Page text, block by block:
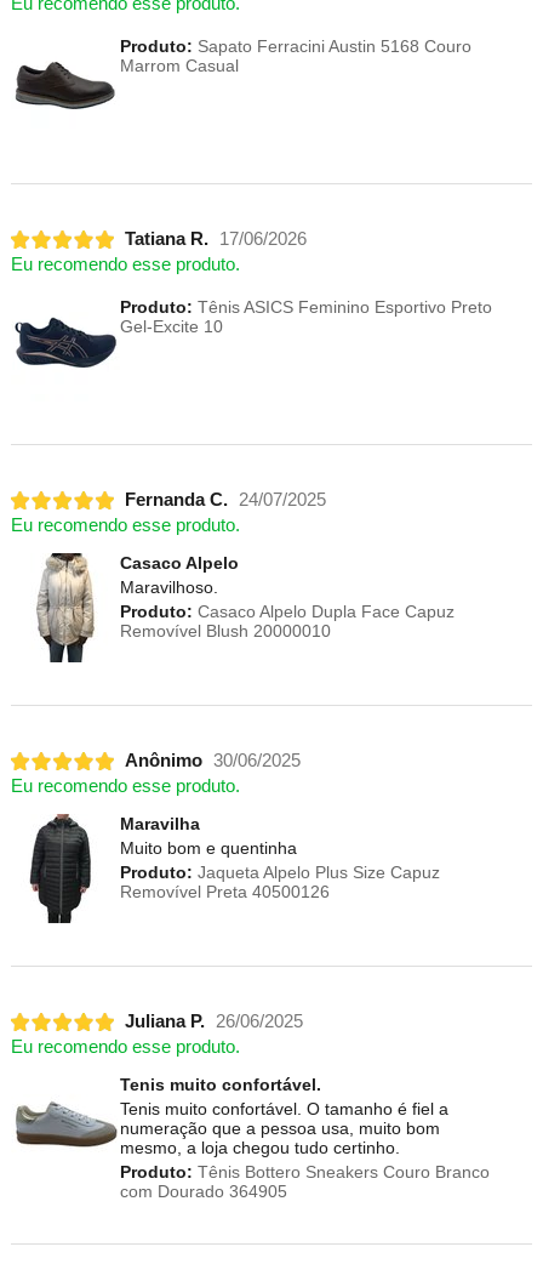
Eu recomendo esse produto.
Produto: Sapato Ferracini Austin 5168 Couro
Marrom Casual
Tatiana R.
17/06/2026
Eu recomendo esse produto.
Produto: Tênis ASICS Feminino Esportivo Preto
Gel-Excite 10
Fernanda C.
24/07/2025
Eu recomendo esse produto.
Casaco Alpelo
Maravilhoso.
Produto: Casaco Alpelo Dupla Face Capuz
Removível Blush 20000010
Anônimo 30/06/2025
Eu recomendo esse produto.
Maravilha
Muito bom e quentinha
Produto: Jaqueta Alpelo Plus Size Capuz
Removível Preta 40500126
Juliana P.
26/06/2025
Eu recomendo esse produto.
Tenis muito confortável.
Tenis muito confortável. O tamanho é fiel a
numeração que a pessoa usa, muito bom
mesmo, a loja chegou tudo certinho.
Produto: Tênis Bottero Sneakers Couro Branco
com Dourado 364905